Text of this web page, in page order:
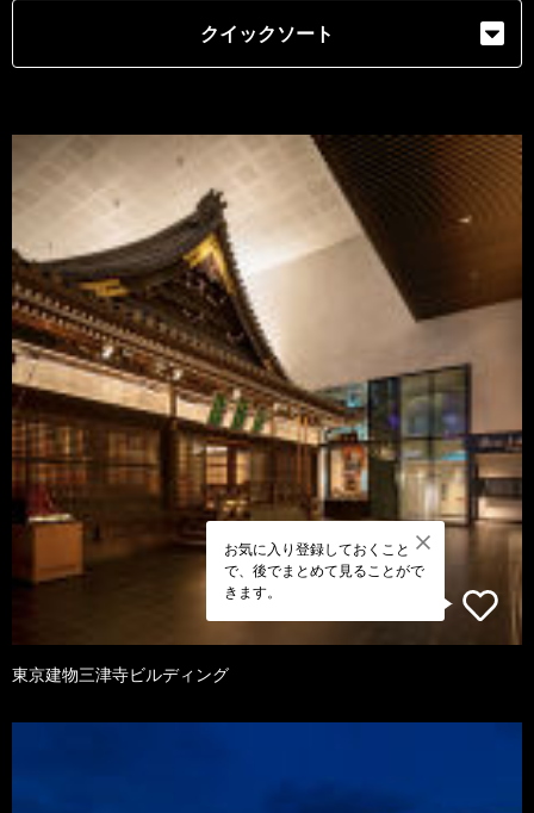
クイックソート
お気に入り登録しておくこと
で、後でまとめて見ることがで
きます。
東京建物三津寺ビルディング